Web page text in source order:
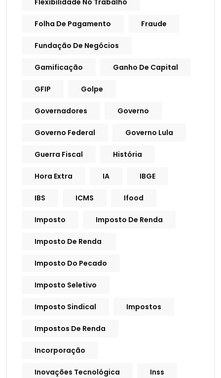
Flexibilidade No Trabalho
Folha De Pagamento Fraude
Fundação De Negócios
Gamificação Ganho De Capital
GFIP Golpe
Governadores Governo
Governo Federal Governo Lula
Guerra Fiscal História
Hora Extra IA IBGE
IBS ICMS Ifood
Imposto Imposto De Renda
Imposto De Renda
Imposto Do Pecado
Imposto Seletivo
Imposto Sindical Impostos
Impostos De Renda
Incorporação
Inovações Tecnológica Inss